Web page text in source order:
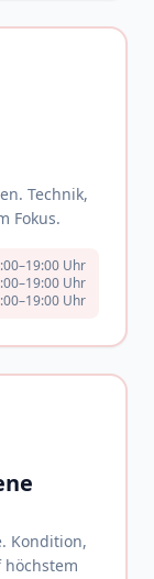
Technik,
Fokus.
Uhr
Uhr
Uhr
Kondition,